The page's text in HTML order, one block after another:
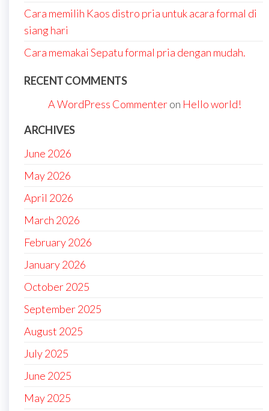
Cara memilih Kaos distro pria untuk acara formal di
siang hari
Cara memakai Sepatu formal pria dengan mudah.
RECENT COMMENTS
A WordPress Commenteron Hello world!
ARCHIVES
June 2026
May 2026
April 2026
March 2026
February 2026
January 2026
October 2025
September 2025
August 2025
July 2025
June 2025
May 2025